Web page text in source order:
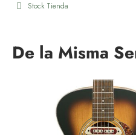
Stock Tienda
De la Misma